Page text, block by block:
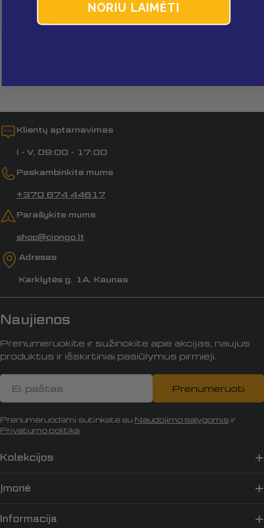
Laukai, pažymėti *, yra privalomi.
sistema
Klientų aptarnavimas
I - V, 09:00 - 17:00
Paskambinkite mums
+370 674 44617
Parašykite mums
shop@ciongo.lt
Adresas
Karklytės g. 1A, Kaunas
Kolekcijos
Įmonė
Informacija
Naujienos
Prenumeruokite ir sužinokite apie akcijas, naujus
produktus ir išskirtiniai pasiūlymus pirmieji.
El.
paštas
Prenumeruoti
Prenumeruodami sutinkate su Naudojimo sąlygomis ir
Privatumo politika
NORIU LAIMĖTI